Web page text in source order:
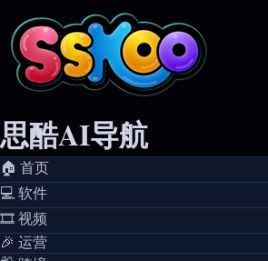
思酷AI导航
🏠️ 首页
💻️ 软件
🎞️ 视频
🎉 运营